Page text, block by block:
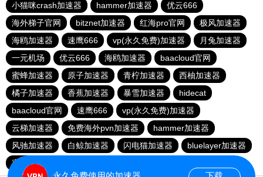
小猫咪crash加速器
hammer加速器
优云666
海外梯子官网
bitznet加速器 红海pro官网
极风加速器
海鸥加速器
速鹰666 vp(永久免费)加速器
月兔加速器
一元机场
优云666 海鸥加速器
baacloud官网
蜜蜂加速器
原子加速器 青柠加速器
西柚加速器
橘子加速器
香蕉加速器 暴雪加速器
hidecat
baacloud官网
速鹰666
vp(永久免费)加速器
云梯加速器
免费海外pvn加速器
hammer加速器
风驰加速器
白鲸加速器 闪电猫加速器
bluelayer加速器
蜜蜂加速器